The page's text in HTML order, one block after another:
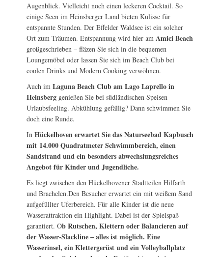
Augenblick. Vielleicht noch einen leckeren Cocktail. So
einige Seen im Heinsberger Land bieten Kulisse für
entspannte Stunden. Der Effelder Waldsee ist ein solcher
Ort zum Träumen. Entspannung wird hier am Amici Beach
großgeschrieben – fläzen Sie sich in die bequemen
Loungemöbel oder lassen Sie sich im Beach Club bei
coolen Drinks und Modern Cooking verwöhnen.
Auch im Laguna Beach Club am Lago Laprello in
Heinsberg genießen Sie bei südländischen Speisen
Urlaubsfeeling. Abkühlung gefällig? Dann schwimmen Sie
doch eine Runde.
In Hückelhoven erwartet Sie das Naturseebad Kapbusch
mit 14.000 Quadratmeter Schwimmbereich, einen
Sandstrand und ein besonders abwechslungsreiches
Angebot für Kinder und Jugendliche.
Es liegt zwischen den Hückelhovener Stadtteilen Hilfarth
und Brachelen.Den Besucher erwartet ein mit weißem Sand
aufgefüllter Uferbereich. Für alle Kinder ist die neue
Wasserattraktion ein Highlight. Dabei ist der Spielspaß
garantiert. Ob Rutschen, Klettern oder Balancieren auf
der Wasser-Slackline – alles ist möglich. Eine
Wasserinsel, ein Klettergerüst und ein Volleyballplatz